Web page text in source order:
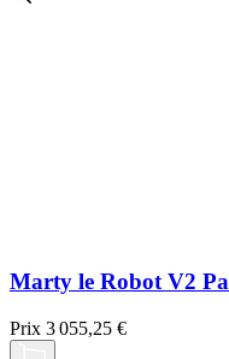
Marty le Robot V2
Prix 3 055,25 €